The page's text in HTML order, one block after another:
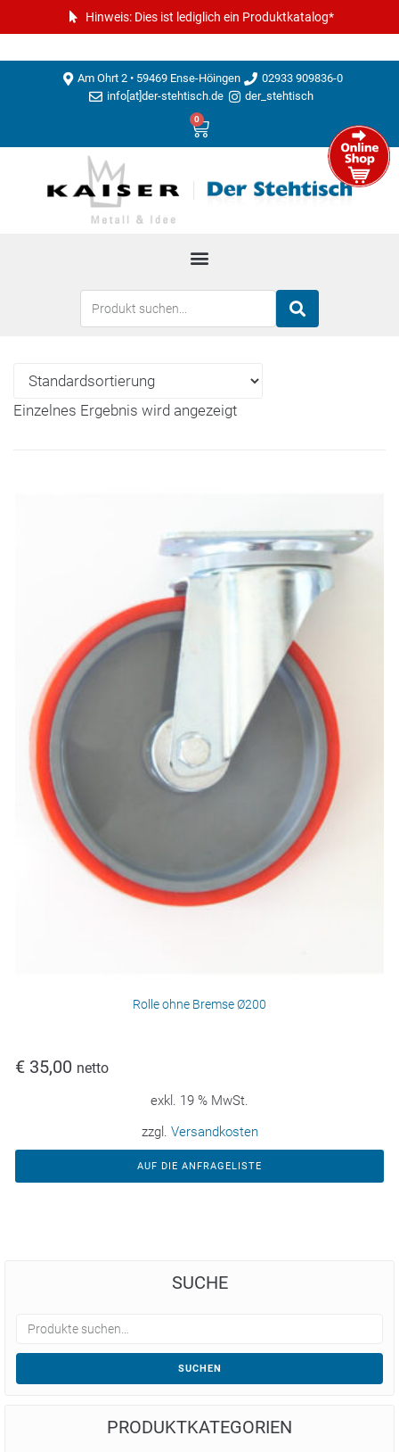
Hinweis: Dies ist lediglich ein Produktkatalog*
Am Ohrt 2 • 59469 Ense-Höingen
02933 909836-0
info[at]der-stehtisch.de
der_stehtisch
0
Einzelnes Ergebnis wird angezeigt
Rolle ohne Bremse Ø200
€ 35,00 netto
exkl. 19 % MwSt.
zzgl. Versandkosten
AUF DIE ANFRAGELISTE
SUCHE
SUCHEN
PRODUKTKATEGORIEN